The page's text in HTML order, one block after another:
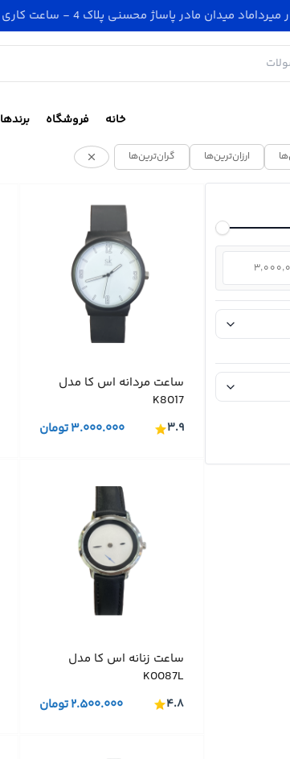
خانه فروشگاه برندها
ارزان‌ترین‌ها گران‌ترین‌ها
ساعت مردانه اس کا مدل
K8017
۳.۰۰۰.۰۰۰تومان ۳.۹
ساعت زنانه اس کا مدل
K0087L
۲.۵۰۰.۰۰۰تومان ۴.۸
پاساژ محسنی پلاک 4 - ساعت کاری مجموعه 11 صبح تا 8 غروب